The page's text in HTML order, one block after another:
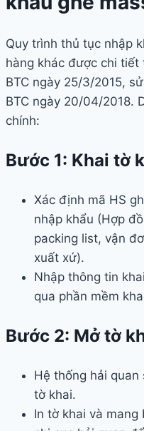
Quy trình thủ tục nhập
hàng khác được chi
BTC ngày 25/3/2015,
BTC ngày 20/04/2018.
chính:
Bước 1: Khai tờ
Xác định mã HS
nhập khẩu (Hợp
packing list, vận
xuất xứ).
Nhập thông tin
qua phần mềm
Bước 2: Mở tờ
Hệ thống hải
tờ khai.
In tờ khai và mang